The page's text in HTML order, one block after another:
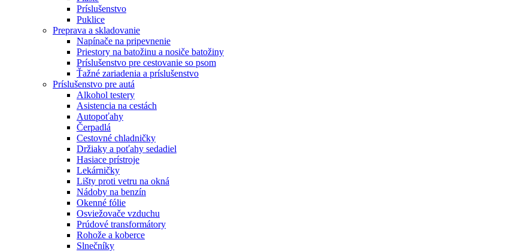
Príslušenstvo
Puklice
Preprava a skladovanie
Napínače na pripevnenie
Priestory na batožinu a nosiče batožiny
Príslušenstvo pre cestovanie so psom
Ťažné zariadenia a príslušenstvo
Príslušenstvo pre autá
Alkohol testery
Asistencia na cestách
Autopoťahy
Čerpadlá
Cestovné chladničky
Držiaky a poťahy sedadiel
Hasiace prístroje
Lekárničky
Lišty proti vetru na okná
Nádoby na benzín
Okenné fólie
Osviežovače vzduchu
Prúdové transformátory
Rohože a koberce
Slnečníky